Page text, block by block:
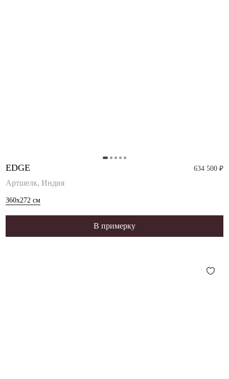
EDGE 634 500 ₽
Артшелк, Индия
360x272 см
В примерку